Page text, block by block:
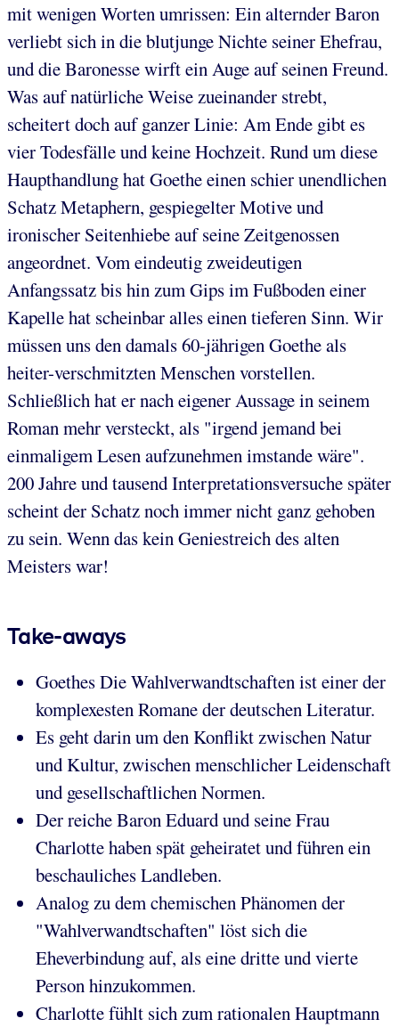
mit wenigen Worten umrissen: Ein alternder Baron
verliebt sich in die blutjunge Nichte seiner Ehefrau,
und die Baronesse wirft ein Auge auf seinen Freund.
Was auf natürliche Weise zueinander strebt,
scheitert doch auf ganzer Linie: Am Ende gibt es
vier Todesfälle und keine Hochzeit. Rund um diese
Haupthandlung hat Goethe einen schier unendlichen
Schatz Metaphern, gespiegelter Motive und
ironischer Seitenhiebe auf seine Zeitgenossen
angeordnet. Vom eindeutig zweideutigen
Anfangssatz bis hin zum Gips im Fußboden einer
Kapelle hat scheinbar alles einen tieferen Sinn. Wir
müssen uns den damals 60-jährigen Goethe als
heiter-verschmitzten Menschen vorstellen.
Schließlich hat er nach eigener Aussage in seinem
Roman mehr versteckt, als "irgend jemand bei
einmaligem Lesen aufzunehmen imstande wäre".
200 Jahre und tausend Interpretationsversuche später
scheint der Schatz noch immer nicht ganz gehoben
zu sein. Wenn das kein Geniestreich des alten
Meisters war!
Take-aways
Goethes Die Wahlverwandtschaften ist einer der
komplexesten Romane der deutschen Literatur.
Es geht darin um den Konflikt zwischen Natur
und Kultur, zwischen menschlicher Leidenschaft
und gesellschaftlichen Normen.
Der reiche Baron Eduard und seine Frau
Charlotte haben spät geheiratet und führen ein
beschauliches Landleben.
Analog zu dem chemischen Phänomen der
"Wahlverwandtschaften" löst sich die
Eheverbindung auf, als eine dritte und vierte
Person hinzukommen.
Charlotte fühlt sich zum rationalen Hauptmann